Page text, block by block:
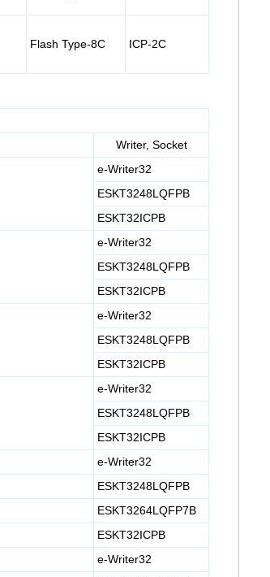
Flash Type-8C ICP-2C
Writer, Socket
e-Writer32
ESKT3248LQFPB
ESKT32ICPB
e-Writer32
ESKT3248LQFPB
ESKT32ICPB
e-Writer32
ESKT3248LQFPB
ESKT32ICPB
e-Writer32
ESKT3248LQFPB
ESKT32ICPB
e-Writer32
ESKT3248LQFPB
ESKT3264LQFP7B
ESKT32ICPB
e-Writer32